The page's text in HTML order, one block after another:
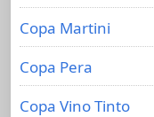
Copa Martini
Copa Pera
Copa Vino Tinto